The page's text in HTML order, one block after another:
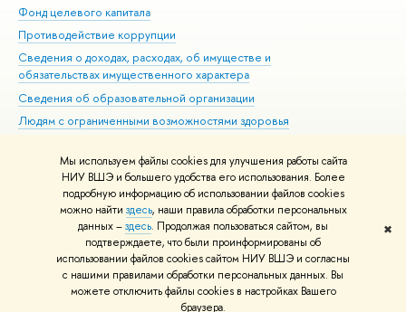
Мы используем файлы cookies для улучшения работы сайта
НИУ ВШЭ и большего удобства его использования. Более
подробную информацию об использовании файлов cookies
можно найти здесь, наши правила обработки персональных
данных –здесь. Продолжая пользоваться сайтом, вы
подтверждаете, что были проинформированы об
использовании файлов cookies сайтом НИУ ВШЭ и согласны
с нашими правилами обработки персональных данных. Вы
можете отключить файлы cookies в настройках Вашего
браузера.
✖
Фонд целевого капитала
Противодействие коррупции
Сведения о доходах, расходах, об имуществе и
обязательствах имущественного характера
Сведения об образовательной организации
Людям с ограниченными возможностями здоровья
Работа в Вышке
© НИУ ВШЭ 1993–2026 Адреса и контакты Условия использования
материалов Политика конфиденциальности Карта сайта
Шрифты HSE Sans и HSE Slab разработаны вШколе дизайна НИУ ВШЭ